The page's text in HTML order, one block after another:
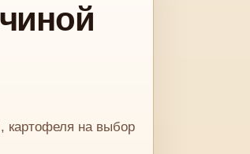
на выбор